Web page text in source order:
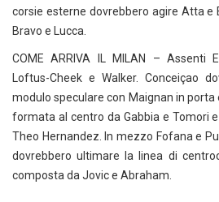
corsie esterne dovrebbero agire Atta e
Bravo e Lucca.
COME ARRIVA IL MILAN – Assenti
Loftus-Cheek e Walker. Conceiçao
modulo speculare con Maignan in
formata al centro da Gabbia e Tomori
Theo Hernandez. In mezzo Fofana e
dovrebbero ultimare la linea di
composta da Jovic e Abraham.